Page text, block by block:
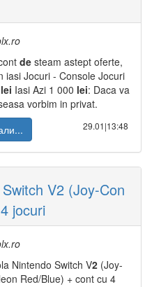
de steam astept oferte,
iasi Jocuri - Console Jocuri
lei Iasi Azi 1 000 lei: Daca va
vorbim in privat.
29.01|13:48
V2 (Joy-Con
jocuri
Nintendo Switch V2 (Joy-
Red/Blue) + cont cu 4